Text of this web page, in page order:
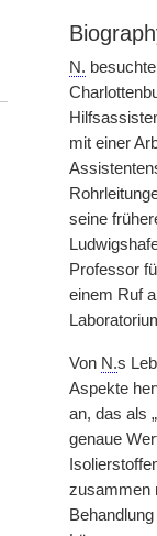
N.
mit einer
seine
Professor
einem Ruf
Von N.s
Aspekte
an, das als
genaue
zusammen